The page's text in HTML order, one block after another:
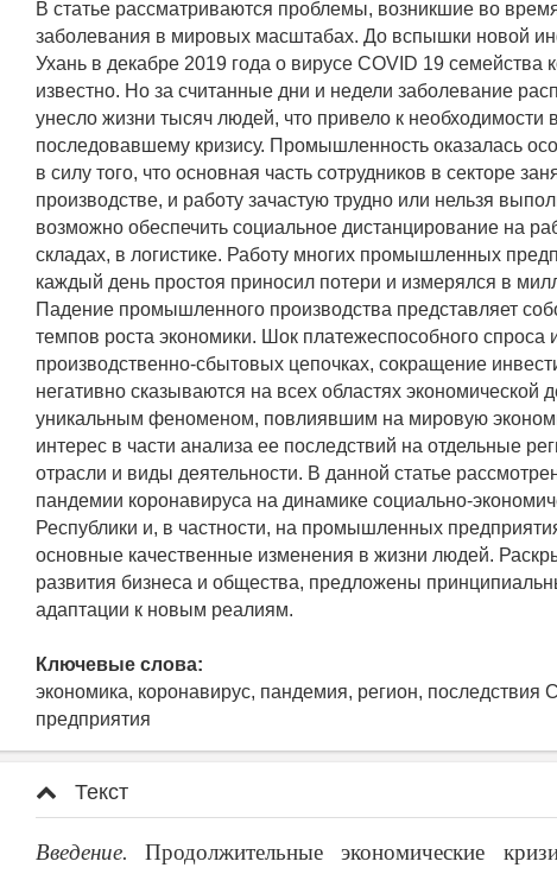
В статье рассматриваются проблемы, возникшие во
заболевания в мировых масштабах. До вспышки новой
Ухань в декабре 2019 года о вирусе COVID 19 семейства
известно. Но за считанные дни и недели заболевание
унесло жизни тысяч людей, что привело к необходимости
последовавшему кризису. Промышленность оказалась
в силу того, что основная часть сотрудников в секторе
производстве, и работу зачастую трудно или нельзя
возможно обеспечить социальное дистанцирование на
складах, в логистике. Работу многих промышленных
каждый день простоя приносил потери и измерялся в
Падение промышленного производства представляет
темпов роста экономики. Шок платежеспособного
производственно-сбытовых цепочках, сокращение
негативно сказываются на всех областях экономической
уникальным феноменом, повлиявшим на мировую
интерес в части анализа ее последствий на отдельные
отрасли и виды деятельности. В данной статье
пандемии коронавируса на динамике социально-
Республики и, в частности, на промышленных
основные качественные изменения в жизни людей.
развития бизнеса и общества, предложены
адаптации к новым реалиям.
Ключевые слова:
экономика, коронавирус, пандемия, регион,
предприятия
Текст
Введение.
Продолжительные экономические